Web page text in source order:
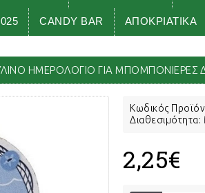
CANDY BAR ΑΠΟΚΡΙΑΤΙΚΑ
ΜΙΚΥ MICKEY ΝΑΥΤΙΚΟ ΞΥΛΙΝΟ ΚΟΠΤΙΚΟ
ΗΜΕΡΟΛΟΓΙΟ ΓΙΑ ΜΠΟΜΠΟΝΙΈΡΕΣ
Κωδικός
Διαθεσιμότητα:
2,25€